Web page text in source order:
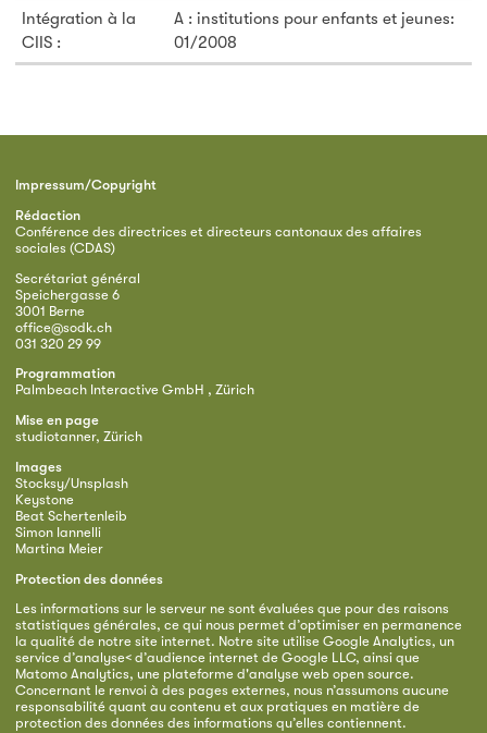
Intégration à la
CIIS :
A : institutions pour enfants et jeunes:
01/2008
Impressum/Copyright
Rédaction
Conférence des directrices et directeurs cantonaux des affaires
sociales (CDAS)
Secrétariat général
Speichergasse 6
3001 Berne
office@sodk.ch
031 320 29 99
Programmation
Palmbeach Interactive GmbH , Zürich
Mise en page
studiotanner, Zürich
Images
Stocksy/Unsplash
Keystone
Beat Schertenleib
Simon Iannelli
Martina Meier
Protection des données
Les informations sur le serveur ne sont évaluées que pour des raisons
statistiques générales, ce qui nous permet d’optimiser en permanence
la qualité de notre site internet. Notre site utilise Google Analytics, un
service d’analyse< d’audience internet de Google LLC, ainsi que
Matomo Analytics, une plateforme d'analyse web open source.
Concernant le renvoi à des pages externes, nous n’assumons aucune
responsabilité quant au contenu et aux pratiques en matière de
protection des données des informations qu’elles contiennent.